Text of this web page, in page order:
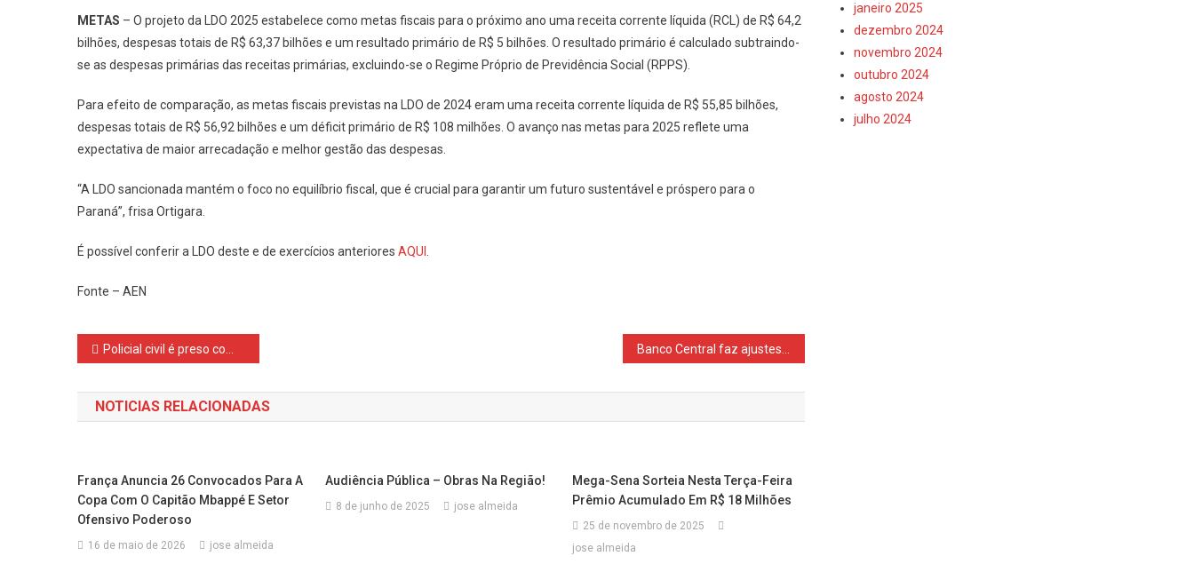
METAS – O projeto da LDO 2025 estabelece como metas fiscais para o próximo ano uma receita corrente líquida (RCL) de R$ 64,2
bilhões, despesas totais de R$ 63,37 bilhões e um resultado primário de R$ 5 bilhões. O resultado primário é calculado subtraindo-
se as despesas primárias das receitas primárias, excluindo-se o Regime Próprio de Previdência Social (RPPS).
Para efeito de comparação, as metas fiscais previstas na LDO de 2024 eram uma receita corrente líquida de R$ 55,85 bilhões,
despesas totais de R$ 56,92 bilhões e um déficit primário de R$ 108 milhões. O avanço nas metas para 2025 reflete uma
expectativa de maior arrecadação e melhor gestão das despesas.
“A LDO sancionada mantém o foco no equilíbrio fiscal, que é crucial para garantir um futuro sustentável e próspero para o
Paraná”, frisa Ortigara.
É possível conferir a LDO deste e de exercícios anteriores AQUI
Fonte – AEN
Navegação
de
Post
Policial civil é preso com viatura falsificada após perseguição na BR-277
NOTICIAS RELACIONADAS
França Anuncia 26 Convocados Para A
Copa Com O Capitão Mbappé E Setor
Ofensivo Poderoso
16 de maio de 2026 jose almeida
Audiência Pública – Obras Na Região!
8 de junho de 2025 jose almeida
Mega-Sena Sorteia Nesta Terça-Feira
Prêmio Acumulado Em R$ 18 Milhões
25 de novembro de 2025
jose almeida
janeiro 2025
dezembro 2024
novembro 2024
outubro 2024
agosto 2024
julho 2024